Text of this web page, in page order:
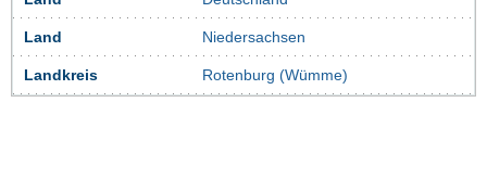
Land Niedersachsen
Landkreis Rotenburg (Wümme)